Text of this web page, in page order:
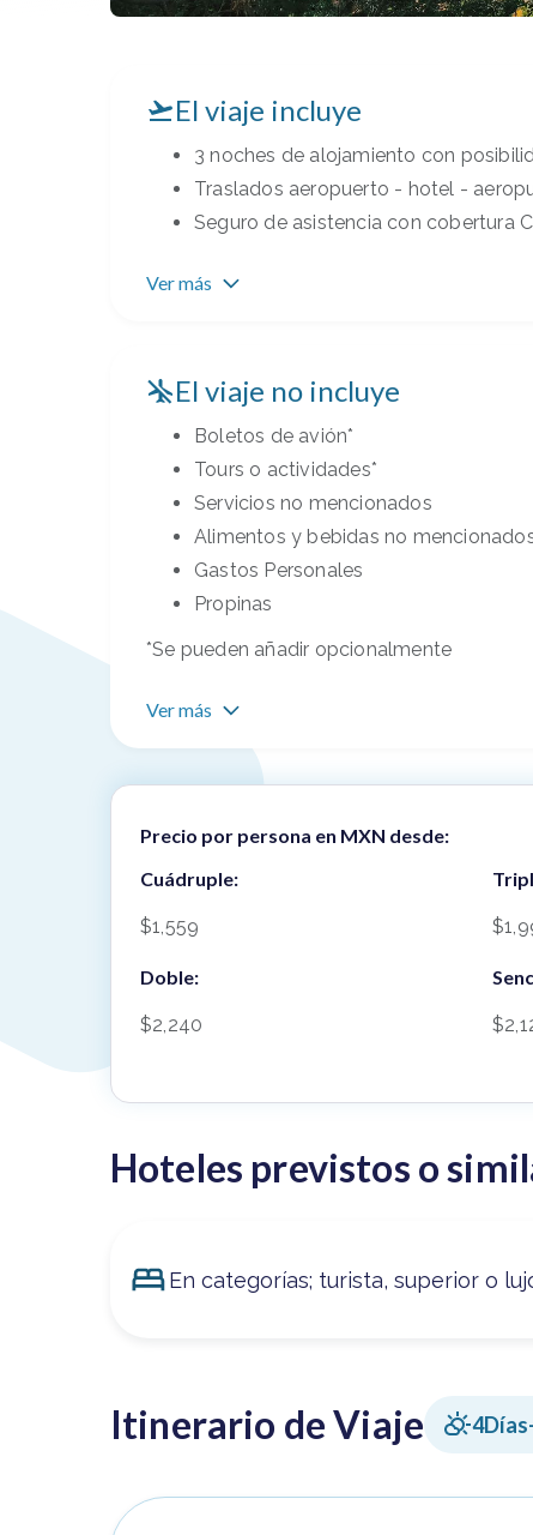
El viaje incluye
3 noches de alojamiento con
Traslados aeropuerto - hotel -
Seguro de asistencia con cobertura
Ver más
El viaje no incluye
Boletos de avión*
Tours o actividades*
Servicios no mencionados
Alimentos y bebidas no
Gastos Personales
Propinas
*Se pueden añadir opcionalmente
Ver más
Precio por persona en MXN desde:
Cuádruple:
$1,559
Doble:
$2,240
Hoteles previstos o
En categorías; turista, superior o
Itinerario de Viaje 4Días